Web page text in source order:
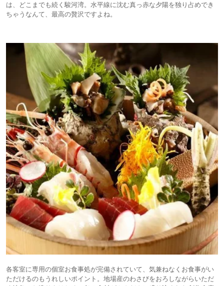
は、どこまでも続く駿河湾。水平線に沈む真っ赤な夕陽を独り占めでき
ちゃうなんて、最高の贅沢ですよね。
各客室に専用の個室お食事処が完備されていて、気兼ねなくお食事がい
ただけるのもうれしいポイント。地場産のわさびをおろしながらいただ